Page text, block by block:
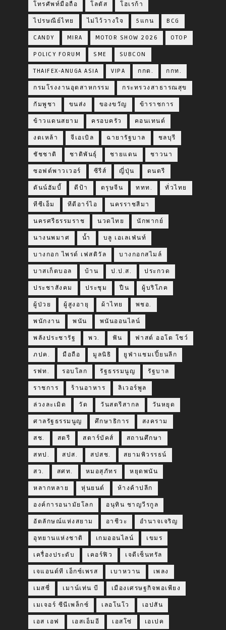
โทรศัพท์มือถือ โลตัส โฮเรก้า
ไปรษณีย์ไทย ไม่ไว้วางใจ 5แกน BCG
CANDY MIRA MOTOR SHOW 2026 OTOP
POLICY FORUM SME SUBCON
THAIFEX-ANUGA ASIA VIPA กกต. กกท.
กรมโรงงานอุตสาหกรรม กระทรวงสาธารณสุข
กัมพูชา ขนส่ง ของขวัญ ข้าราชการ
ข้าวแดนสยาม ครอบครัว คอนเทนต์
งดเหล้า จีเอเบิล ฉายารัฐบาล ชลบุรี
ชัชชาติ ชาติพันธุ์ ชายแดน ชาวนา
ซอฟต์พาวเวอร์ ซีรีส์ ญี่ปุ่น ดนตรี
ดันน์ฮัมบี้ ดีป้า ตรุษจีน ททท. ทั่วไทย
ทีซีเอ็ม ทีดีอาร์ไอ นครราชสีมา
นครศรีธรรมราช นวดไทย นักพากย์
นางนพมาศ น้ำ บลู เอเลเฟ่นท์
บางกอก ไพรด์ เฟสติวัล บางกอกสไมล์
บาสเก็ตบอล บ้าน ป.ป.ส. ประกวด
ประชาสังคม ประชุม ปืน ผู้บริโภค
ผู้ป่วย ผู้สูงอายุ ผ้าไทย พชอ.
พนักงาน พนัน พนันออนไลน์
พลังประชารัฐ พว. ฟัน ฟาสต์ ออโต โชว์
ภปค. มือถือ มูลนิธิ ยูฟ่าแชมเปี้ยนลีก
รฟท. รอบโลก รัฐธรรมนูญ รัฐบาล
ราชการ ร้านอาหาร ลิเวอร์พูล
ล่วงละเมิด วัด วันสตรีสากล วันหยุด
ศาลรัฐธรรมนูญ ศึกษาธิการ สงคราม
สช. สตรี สตาร์บัคส์ สถานศึกษา
สทป. สปส. สปสช. สยามพิวรรธน์
สว. สศท. หมอสุภัทร หยุดพนัน
หลากหลาย หุ่นยนต์ ห้างค้าปลีก
องค์การอนามัยโลก อนุทิน ชาญวีรกูล
อัตลักษณ์แห่งสยาม อาชีวะ อำนาจเจริญ
อุทยานแห่งชาติ เกมออนไลน์ เขมร
เครื่องประดับ เคอร์ฟิว เจดีเซ็นทรัล
เจแอนด์ที เอ็กซ์เพรส เบาหวาน เพลง
เมสซี่ เมาน์เท่น บี เมืองเศรษฐกิจพอเพียง
เมเจอร์ ซีนีเพล็กซ์ เลอโนโว เอปสัน
เอส เอฟ เอสเอ็มอี เอสโซ่ เอเปค